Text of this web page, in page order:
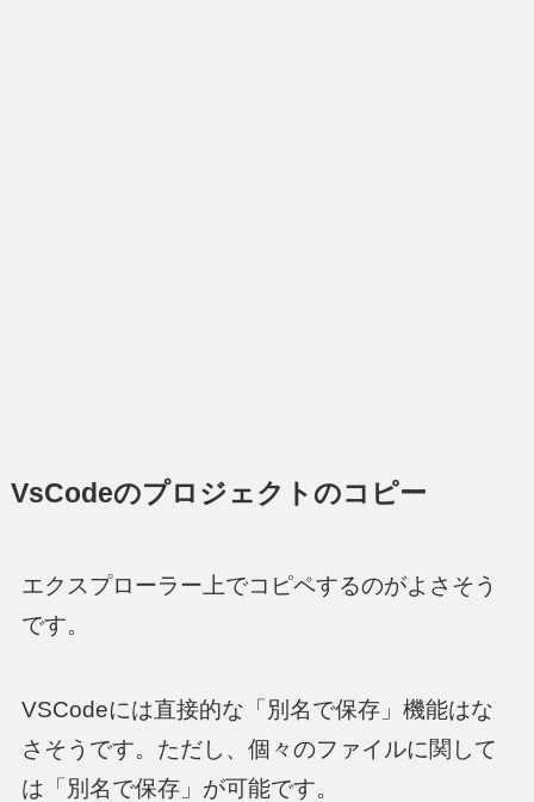
VsCodeのプロジェクトのコピー
エクスプローラー上でコピペするのがよさそう
です。
VSCodeには直接的な「別名で保存」機能はな
さそうです。ただし、個々のファイルに関して
は「別名で保存」が可能です。